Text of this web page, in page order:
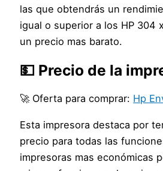
las que obtendrás un
igual o superior a los HP 304
un precio mas barato.
💵 Precio de la
🚀 Oferta para comprar: Hp
Esta impresora destaca por
precio para todas las
impresoras mas económicas